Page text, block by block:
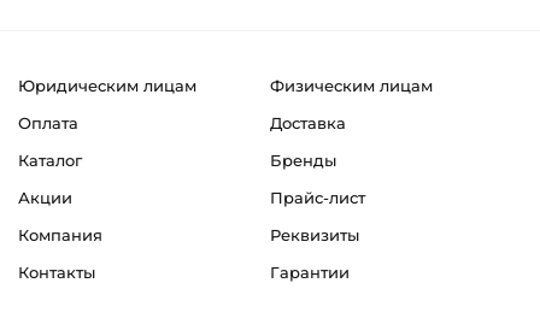
Юридическим лицам
Физическим лицам
Оплата
Доставка
Каталог
Бренды
Акции
Прайс-лист
Компания
Реквизиты
Контакты
Гарантии